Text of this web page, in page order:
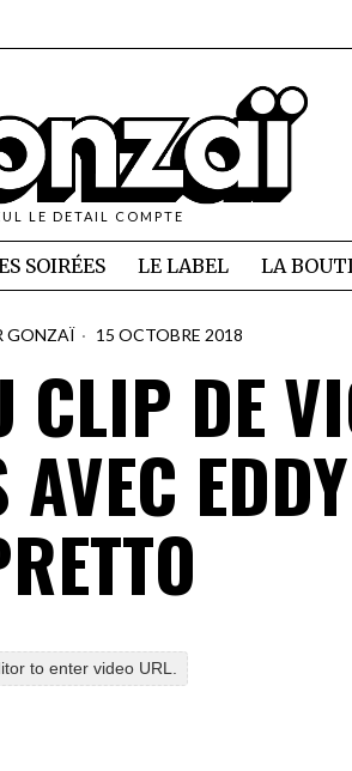
LE DETAIL COMPTE
SOIRÉES LE LABEL LA
GONZAÏ 15 OCTOBRE 2018
CLIP DE
to enter video URL.